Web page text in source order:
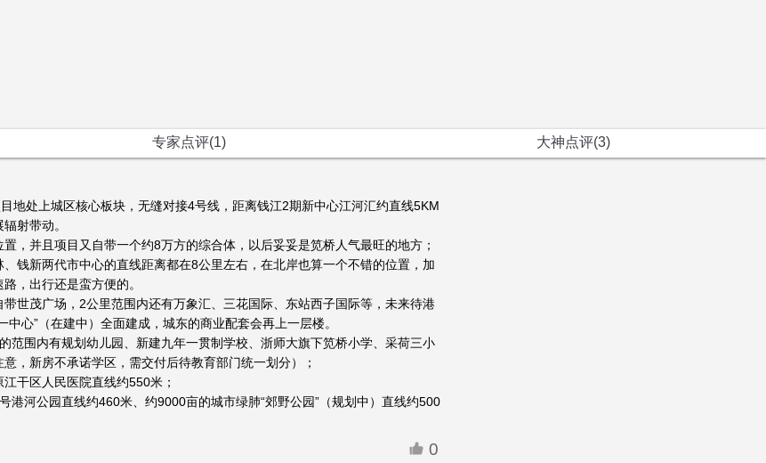
专家点评(1) 大神点评(3)
地处上城区核心板块，无缝对接4号线，距离钱江2期新中心江河汇约直线5KM
射带动。
置，并且项目又自带一个约8万方的综合体，以后妥妥是笕桥人气最旺的地方；
钱新两代市中心的直线距离都在8公里左右，在北岸也算一个不错的位置，加
，出行还是蛮方便的。
世茂广场，2公里范围内还有万象汇、三花国际、东站西子国际等，未来待港
中心”（在建中）全面建成，城东的商业配套会再上一层楼。
范围内有规划幼儿园、新建九年一贯制学校、浙师大旗下笕桥小学、采荷三小
，新房不承诺学区，需交付后待教育部门统一划分）；
干区人民医院直线约550米；
港河公园直线约460米、约9000亩的城市绿肺“郊野公园”（规划中）直线约500
0